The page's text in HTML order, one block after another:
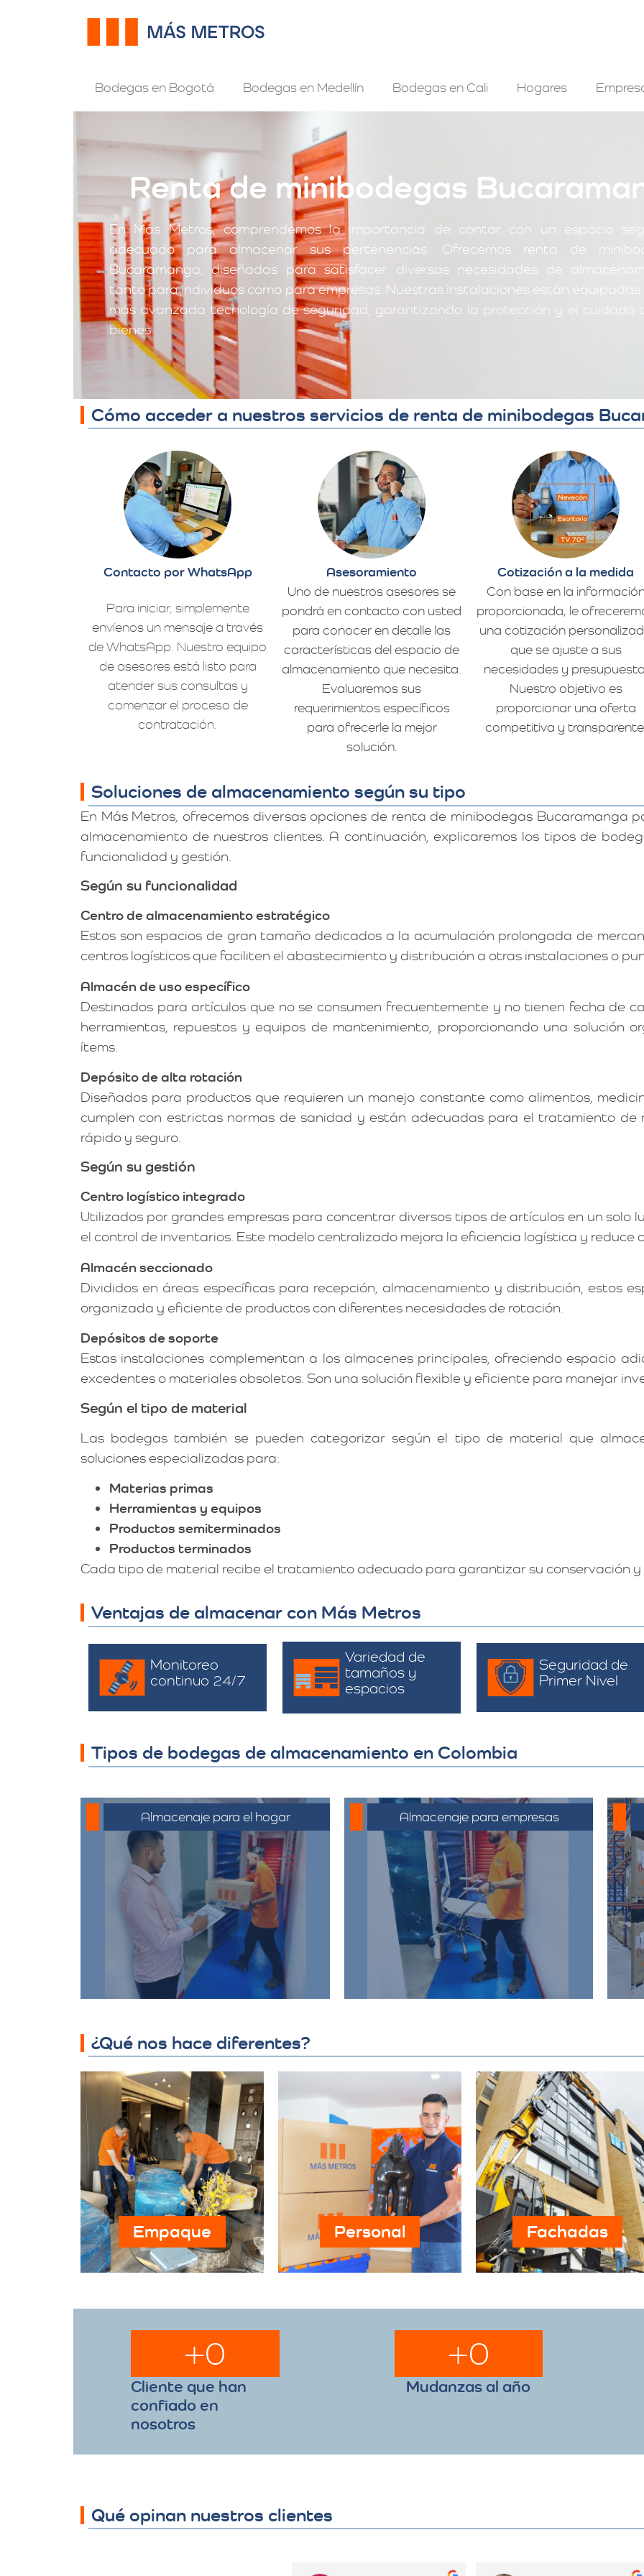
Bodegas en Bogotá Bodegas en Medellín Bodegas en Cali Hogares
Renta de minibodegas
En Más Metros, comprendemos la importancia de contar con un espacio
adecuado para almacenar sus pertenencias. Ofrecemos renta de
Bucaramanga, diseñadas para satisfacer diversas necesidades de
tanto para individuos como para empresas. Nuestras instalaciones están equipadas
más avanzada tecnología de seguridad, garantizando la protección y el cuidado
bienes.
Cómo acceder a nuestros servicios de renta de minibodegas
Contacto por WhatsApp
Para iniciar, simplemente
envíenos un mensaje a través
de WhatsApp. Nuestro equipo
de asesores está listo para
atender sus consultas y
comenzar el proceso de
contratación.
Asesoramiento
Uno de nuestros asesores se
pondrá en contacto con usted
para conocer en detalle las
características del espacio de
almacenamiento que necesita.
Evaluaremos sus
requerimientos específicos
para ofrecerle la mejor
solución.
Cotización a la medida
Con base en la
proporcionada, le
una cotización
que se ajuste a sus
necesidades y
Nuestro objetivo es
proporcionar una oferta
competitiva y
Soluciones de almacenamiento según su tipo
En Más Metros, ofrecemos diversas opciones de renta de minibodegas Bucaramanga
almacenamiento de nuestros clientes. A continuación, explicaremos los tipos de
funcionalidad y gestión.
Según su funcionalidad
Centro de almacenamiento estratégico
Estos son espacios de gran tamaño dedicados a la acumulación prolongada de
centros logísticos que faciliten el abastecimiento y distribución a otras instalaciones o
Almacén de uso específico
Destinados para artículos que no se consumen frecuentemente y no tienen fecha de
herramientas, repuestos y equipos de mantenimiento, proporcionando una solución
ítems.
Depósito de alta rotación
Diseñados para productos que requieren un manejo constante como alimentos,
cumplen con estrictas normas de sanidad y están adecuadas para el tratamiento de
rápido y seguro.
Según su gestión
Centro logístico integrado
Utilizados por grandes empresas para concentrar diversos tipos de artículos en un solo
el control de inventarios. Este modelo centralizado mejora la eficiencia logística y reduce
Almacén seccionado
Divididos en áreas específicas para recepción, almacenamiento y distribución, estos
organizada y eficiente de productos con diferentes necesidades de rotación.
Depósitos de soporte
Estas instalaciones complementan a los almacenes principales, ofreciendo espacio
excedentes o materiales obsoletos. Son una solución flexible y eficiente para manejar
Según el tipo de material
Las bodegas también se pueden categorizar según el tipo de material que
soluciones especializadas para:
Materias primas
Herramientas y equipos
Productos semiterminados
Productos terminados
Cada tipo de material recibe el tratamiento adecuado para garantizar su conservación y
Ventajas de almacenar con Más Metros
Monitoreo
continuo 24/7
Variedad de
tamaños y
espacios
Seguridad de
Primer Nivel
Tipos de bodegas de almacenamiento en Colombia
Almacenaje para el hogar
Ofrecemos servicios de
almacenamiento para muebles,
electrodomésticos, y
pertenencias personales,
asegurando que sus bienes estén
protegidos y accesibles.
Almacenaje para empresas
Soluciones de almacenamiento
empresarial que incluyen espacio
para mobiliario de oficina,
documentos y equipos. Nuestras
bodegas están diseñadas para
satisfacer las necesidades de su
negocio, proporcionando un
entorno seguro y eficiente.
¿Qué nos hace diferentes?
Empaque Personal Fachadas
Cliente que han
confiado en
nosotros
+0
Mudanzas al año
+0
Qué opinan nuestros clientes